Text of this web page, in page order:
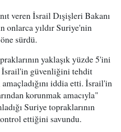
veren İsrail Dışişleri Bakanı
onlarca yıldır Suriye'nin
sürdü.
yaklaşık yüzde 5'ini
İsrail'in güvenliğini tehdit
iddia etti. İsrail'in
korunmak amacıyla"
Suriye topraklarının
ettiğini savundu.